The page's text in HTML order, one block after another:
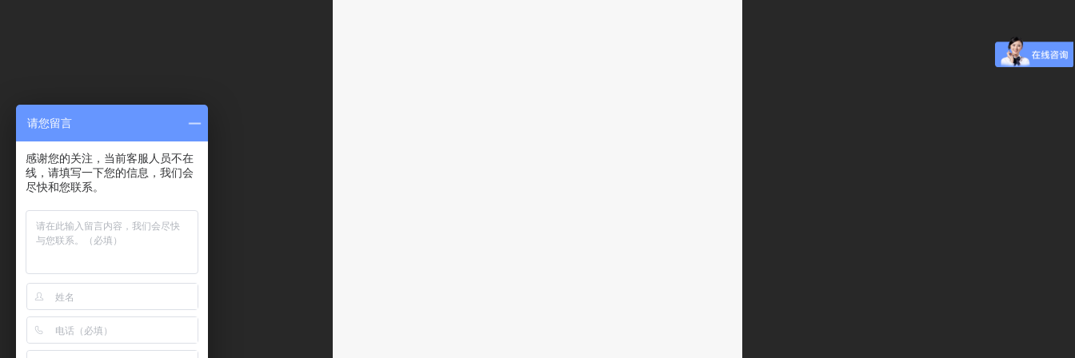
请您留言
感谢您的关注，当前客服人员不在
线，请填写一下您的信息，我们会
尽快和您联系。